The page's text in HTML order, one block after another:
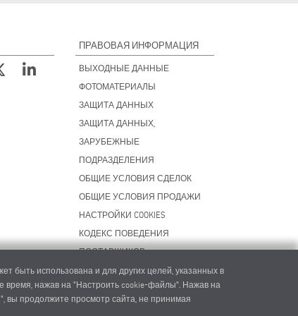
ПРАВОВАЯ ИНФОРМАЦИЯ
ВЫХОДНЫЕ ДАННЫЕ
ФОТОМАТЕРИАЛЫ
ЗАЩИТА ДАННЫХ
ЗАЩИТА ДАННЫХ,
ЗАРУБЕЖНЫЕ
ПОДРАЗДЕЛЕНИЯ
ОБЩИЕ УСЛОВИЯ СДЕЛОК
ОБЩИЕ УСЛОВИЯ ПРОДАЖИ
НАСТРОЙКИ COOKIES
КОДЕКС ПОВЕДЕНИЯ
ПОСТАВЩИКОВ
быть использована и для других целей, указанных в
время, нажав на "Настроить cookie-файлы". Нажав на
вы продолжите просмотр сайта, не принимая